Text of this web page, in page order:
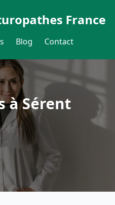
France
Blog Contact
à Sérent